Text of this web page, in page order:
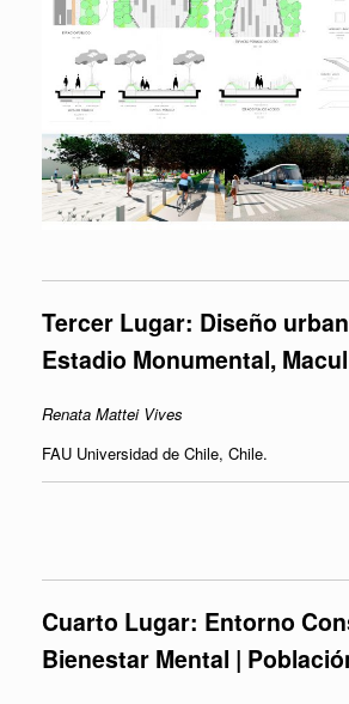
Tercer Lugar: Diseño
Estadio Monumental, Macul
Renata Mattei Vives
FAU Universidad de Chile, Chile.
Cuarto Lugar: Entorno
Bienestar Mental |